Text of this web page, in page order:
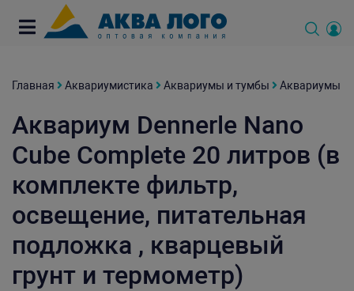
Главная Аквариумистика Аквариумы и тумбы Аквариумы
Аквариум Dennerle Nano
Cube Complete 20 литров (в
комплекте фильтр,
освещение, питательная
подложка , кварцевый
грунт и термометр)